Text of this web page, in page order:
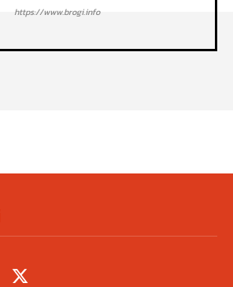
https://www.brogi.info